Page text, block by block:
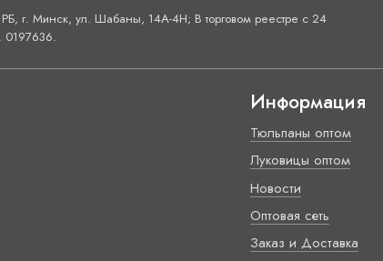
г. Минск, ул. Шабаны, 14А-4H; В торговом реестре с 24
0197636.
Информация
Тюльпаны оптом
Луковицы оптом
Новости
Оптовая сеть
Заказ и Доставка